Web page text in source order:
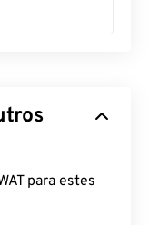
para estes